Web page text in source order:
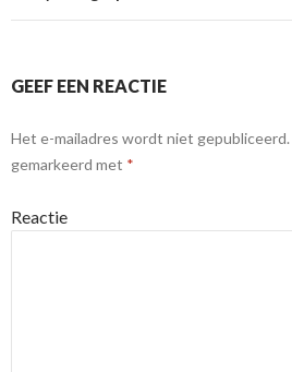
GEEF EEN REACTIE
Het e-mailadres wordt niet gepubliceerd.
gemarkeerd met *
Reactie